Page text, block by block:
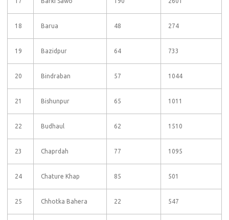
18 Barua 48 274
19 Bazidpur 64 733
20 Bindraban 57 1044
21 Bishunpur 65 1011
22 Budhaul 62 1510
23 Chaprdah 77 1095
24 Chature Khap 85 501
25 Chhotka Bahera 22 547